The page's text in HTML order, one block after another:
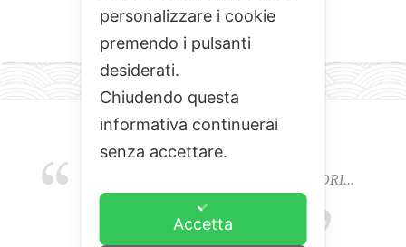
EMOZIONI, COLORI, ODORI E SAPORI...
L'ALCHIMIA DEL BUON CIBO
personalizzare i cookie
premendo i pulsanti
desiderati.
Chiudendo questa
informativa continuerai
senza accettare.
Accetta